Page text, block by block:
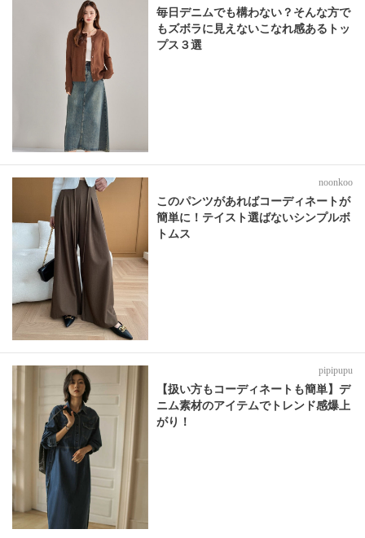
毎日デニムでも構わない？そんな方で
もズボラに見えないこなれ感あるトッ
プス３選
noonkoo
このパンツがあればコーディネートが
簡単に！テイスト選ばないシンプルボ
トムス
pipipupu
【扱い方もコーディネートも簡単】デ
ニム素材のアイテムでトレンド感爆上
がり！